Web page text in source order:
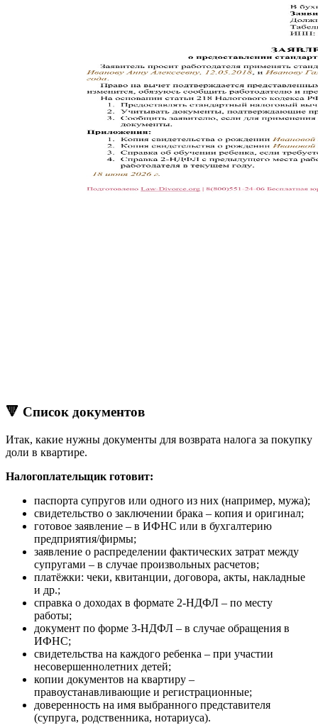
🔻 Список документов
Итак, какие нужны документы для возврата налога за покупку
доли в квартире.
Налогоплательщик готовит:
паспорта супругов или одного из них (например, мужа);
свидетельство о заключении брака – копия и оригинал;
готовое заявление – в ИФНС или в бухгалтерию
предприятия/фирмы;
заявление о распределении фактических затрат между
супругами – в случае произвольных расчетов;
платёжки: чеки, квитанции, договора, акты, накладные
и др.;
справка о доходах в формате 2-НДФЛ – по месту
работы;
документ по форме 3-НДФЛ – в случае обращения в
ИФНС;
свидетельства на каждого ребенка – при участии
несовершеннолетних детей;
копии документов на квартиру –
правоустанавливающие и регистрационные;
доверенность на имя выбранного представителя
(супруга, родственника, нотариуса).